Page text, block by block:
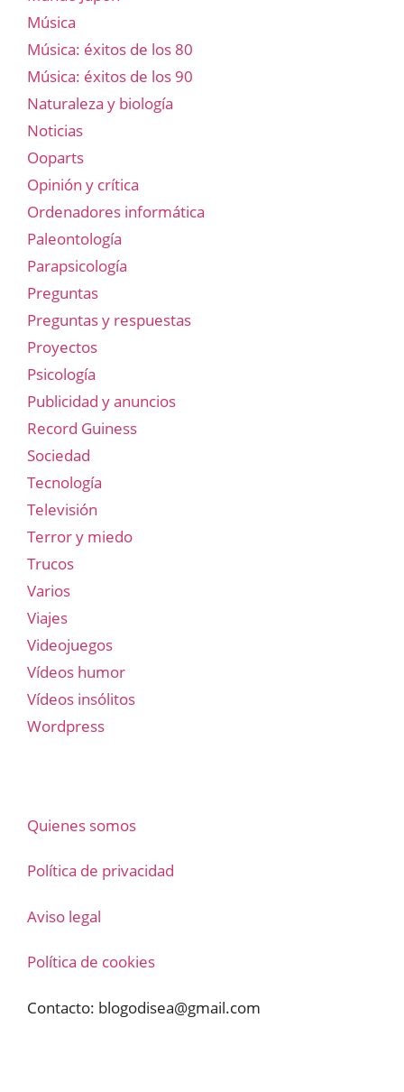
Música
Música: éxitos de los 80
Música: éxitos de los 90
Naturaleza y biología
Noticias
Ooparts
Opinión y crítica
Ordenadores informática
Paleontología
Parapsicología
Preguntas
Preguntas y respuestas
Proyectos
Psicología
Publicidad y anuncios
Record Guiness
Sociedad
Tecnología
Televisión
Terror y miedo
Trucos
Varios
Viajes
Videojuegos
Vídeos humor
Vídeos insólitos
Wordpress
Quienes somos
Política de privacidad
Aviso legal
Política de cookies
Contacto: blogodisea@gmail.com